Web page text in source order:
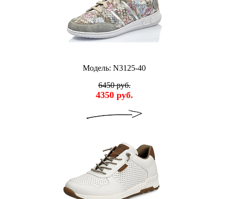
Модель: N3125-40
6450 руб.
4350 руб.